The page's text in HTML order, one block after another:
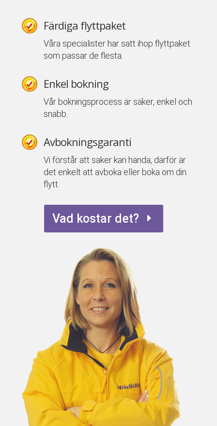
Färdiga flyttpaket
Våra specialister har satt ihop flyttpaket
som passar de flesta.
Enkel bokning
Vår bokningsprocess är säker, enkel och
snabb.
Avbokningsgaranti
Vi förstår att saker kan hända, därför är
det enkelt att avboka eller boka om din
flytt.
Vad kostar det?